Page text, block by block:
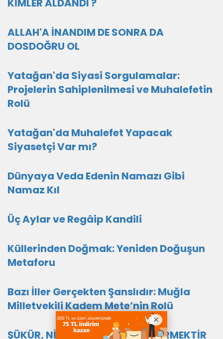
KİMLER ALDANDI ?
ALLAH'A İNANDIM DE SONRA DA
DOSDOĞRU OL
Yatağan'da Siyasi Sorgulamalar:
Projelerin Sahiplenilmesi ve Muhalefetin
Rolü
Yatağan'da Muhalefet Yapacak
Siyasetçi Var mı?
Dünyaya Veda Edenin Namazı Gibi
Namaz Kıl
Üç Aylar ve Regâip Kandili
Küllerinden Doğmak: Yeniden Doğuşun
Metaforu
Bazı İller Gerçekten Şanslıdır: Muğla
Milletvekili Kadem Mete’nin Rolü
ŞÜKÜR, NİMETİ DEĞİL VERENİ GÖRMEKTİR